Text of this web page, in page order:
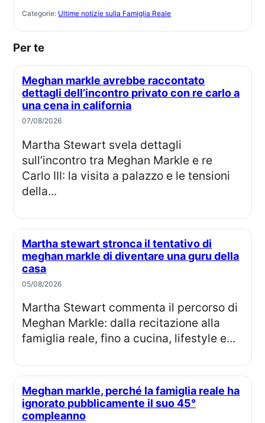
Categorie: Ultime notizie sulla Famiglia Reale
Per te
Meghan markle avrebbe raccontato
dettagli dell’incontro privato con re carlo a
una cena in california
07/08/2026
Martha Stewart svela dettagli
sull’incontro tra Meghan Markle e re
Carlo III: la visita a palazzo e le tensioni
della...
Martha stewart stronca il tentativo di
meghan markle di diventare una guru della
casa
05/08/2026
Martha Stewart commenta il percorso di
Meghan Markle: dalla recitazione alla
famiglia reale, fino a cucina, lifestyle e...
Meghan markle, perché la famiglia reale ha
ignorato pubblicamente il suo 45°
compleanno